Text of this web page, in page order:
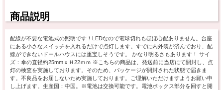
商品説明
配線が不要な電池式の照明です！LEDなので電球切れもほぼ心配ありません。台座
にある小さなスイッチを入れるだけで点灯します。すでに内外装が済んでおり、配
線ができないドールハウスには重宝しそうです。 かなり明るさもあります！ サイ
ズ：傘の直径約25mmｘＨ22ｍｍ ※こちらの商品は、発送前に当店にて開封し、点
灯の検査を実施しております。そのため、パッケージが開封された状態で届きま
す。不良品をお届しないため実施しております。ご理解いただけますようお願い申
し上げます。生産国：中国。※電池は交換可能です。電池ボックス部分を回すと開